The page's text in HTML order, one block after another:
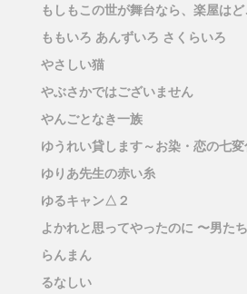
もしもこの世が舞台なら、楽屋は
ももいろ あんずいろ さくらいろ
やさしい猫
やぶさかではございません
やんごとなき一族
ゆうれい貸します～お染・恋の七変
ゆりあ先生の赤い糸
ゆるキャン△２
よかれと思ってやったのに 〜男た
らんまん
るなしい